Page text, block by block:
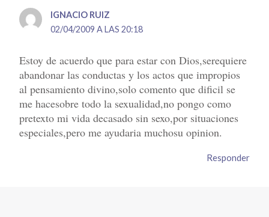
IGNACIO RUIZ
02/04/2009 A LAS 20:18
Estoy de acuerdo que para estar con Dios,serequiere
abandonar las conductas y los actos que impropios
al pensamiento divino,solo comento que dificil se
me hacesobre todo la sexualidad,no pongo como
pretexto mi vida decasado sin sexo,por situaciones
especiales,pero me ayudaria muchosu opinion.
Responder